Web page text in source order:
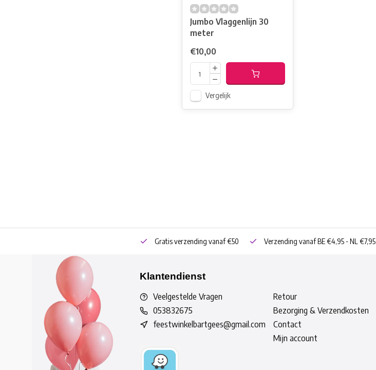
Jumbo Vlaggenlijn 30
meter
€10,00
Vergelijk
Gratis verzending vanaf €50 Verzending vanaf BE €4,95 - NL €7,95
Klantendienst
Veelgestelde Vragen
053832675
feestwinkelbartgees@gmail.com
Retour
Bezorging & Verzendkosten
Contact
Mijn account